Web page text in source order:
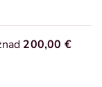
200,00 €